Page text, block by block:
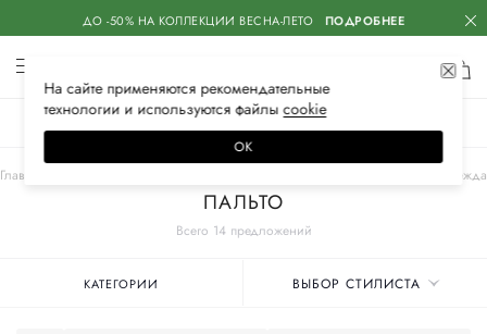
ДО -50% НА КОЛЛЕКЦИИ ВЕСНА-ЛЕТО ПОДРОБНЕЕ
Всего 14 предложений
Главная Верхняя одежда
ПАЛЬТО
КАТЕГОРИИ ВЫБОР СТИЛИСТА
На сайте применяются рекомендательные
технологии и используются файлысооkiе
ОК